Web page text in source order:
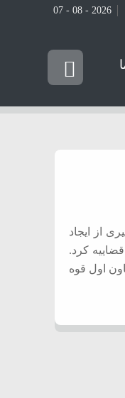
2026 - 08 - 07
از ایجاد
کرد.
محمد مصدق ۲۲ تیرماه ۱۴۰۰ به عنوان معاون اول قوه